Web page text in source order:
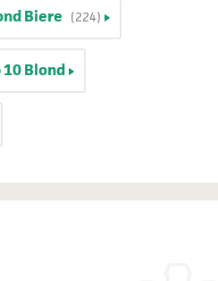
Biere (224)
10 Blond